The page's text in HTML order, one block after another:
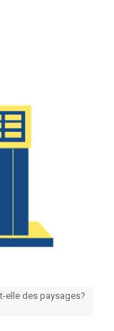
elle des paysages?